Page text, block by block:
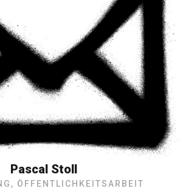
Pascal Stoll
ÖFFENTLICHKEITSARBEIT